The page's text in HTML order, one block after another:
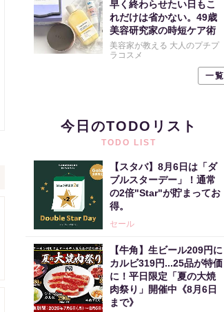
早く終わらせたい日もこ
れだけは省かない。49歳
美容研究家の時短ケア術
美容家が教える 大人のプチプ
ラコスメ
一覧
今日のTODOリスト
TODO LIST
【スタバ】8月6日は「ダ
ブルスターデー」！通常
の2倍"Star"が貯まってお
得。
セール
【牛角】生ビール209円に
カルビ319円...25品が特価
に！平日限定「夏の大焼
肉祭り」開催中《8月6日
まで》